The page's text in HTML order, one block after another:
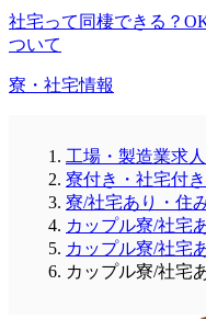
社宅って同棲できる？
ついて
寮・社宅情報
工場・製造業求人
寮付き・社宅付
寮/社宅あり・住
カップル寮/社宅
カップル寮/社宅
カップル寮/社宅